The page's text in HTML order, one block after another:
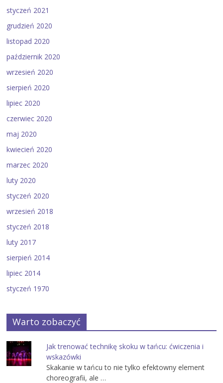
styczeń 2021
grudzień 2020
listopad 2020
październik 2020
wrzesień 2020
sierpień 2020
lipiec 2020
czerwiec 2020
maj 2020
kwiecień 2020
marzec 2020
luty 2020
styczeń 2020
wrzesień 2018
styczeń 2018
luty 2017
sierpień 2014
lipiec 2014
styczeń 1970
Warto zobaczyć
Jak trenować technikę skoku w tańcu: ćwiczenia i
wskazówki
Skakanie w tańcu to nie tylko efektowny element
choreografii, ale …